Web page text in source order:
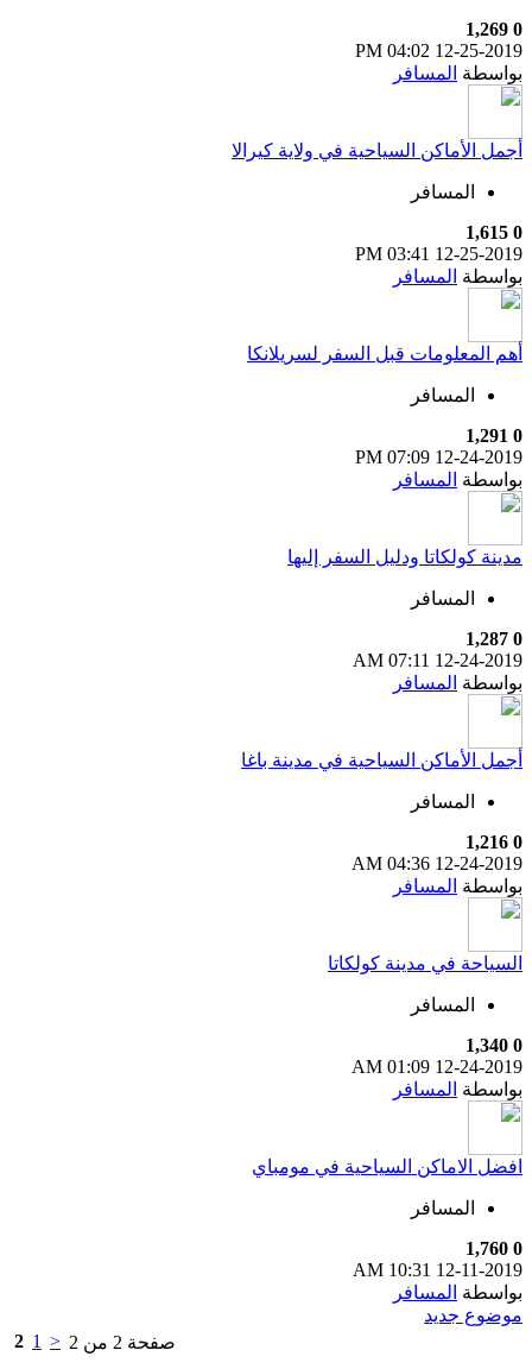
0
1,269
12-25-2019
04:02 PM
بواسطة المسافر
أجمل الأماكن السياحية في ولاية كيرالا
المسافر
0
1,615
12-25-2019
03:41 PM
بواسطة المسافر
أهم المعلومات قبل السفر لسريلانكا
المسافر
0
1,291
12-24-2019
07:09 PM
بواسطة المسافر
مدينة كولكاتا ودليل السفر إليها
المسافر
0
1,287
12-24-2019
07:11 AM
بواسطة المسافر
أجمل الأماكن السياحية في مدينة باغا
المسافر
0
1,216
12-24-2019
04:36 AM
بواسطة المسافر
السياحة في مدينة كولكاتا
المسافر
0
1,340
12-24-2019
01:09 AM
بواسطة المسافر
افضل الاماكن السياحية في مومباي
المسافر
0
1,760
12-11-2019
10:31 AM
بواسطة المسافر
موضوع جديد
صفحة 2 من 2
<
1
2